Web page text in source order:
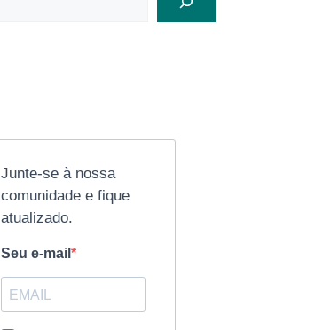
Junte-se à nossa
comunidade e fique
atualizado.
Seu e-mail